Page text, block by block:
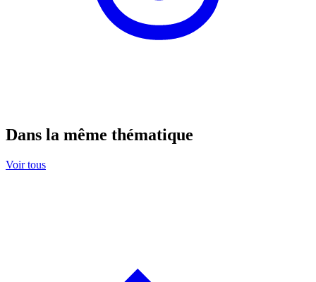
Dans la même thématique
Voir tous